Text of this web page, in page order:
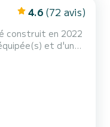
4.6 (72 avis)
construit en 2022